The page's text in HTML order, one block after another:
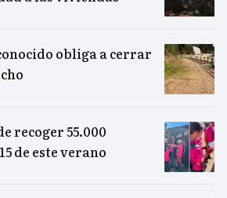
obliga a cerrar
recoger 55.000
de este verano